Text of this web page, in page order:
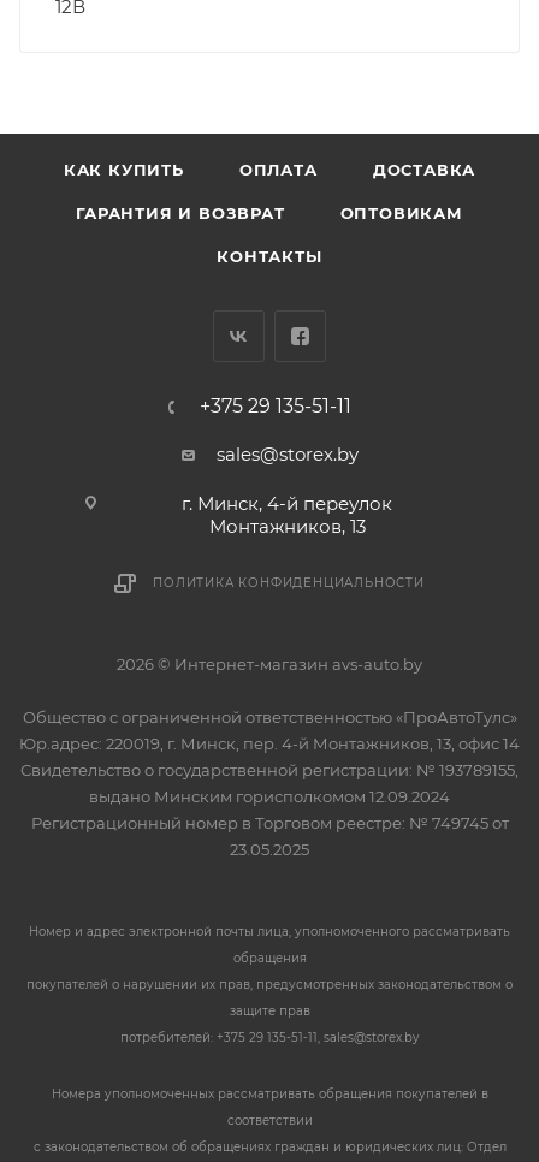
12В
КАК КУПИТЬ ОПЛАТА ДОСТАВКА
ГАРАНТИЯ И ВОЗВРАТ ОПТОВИКАМ
КОНТАКТЫ
+375 29 135-51-11
sales@storex.by
г. Минск, 4-й переулок
Монтажников, 13
ПОЛИТИКА КОНФИДЕНЦИАЛЬНОСТИ
2026 © Интернет-магазин avs-auto.by
Общество с ограниченной ответственностью «ПроАвтоТулс»
Юр.адрес: 220019, г. Минск, пер. 4-й Монтажников, 13, офис 14
Свидетельство о государственной регистрации: № 193789155,
выдано Минским горисполкомом 12.09.2024
Регистрационный номер в Торговом реестре: № 749745 от
23.05.2025
Номер и адрес электронной почты лица, уполномоченного рассматривать
обращения
покупателей о нарушении их прав, предусмотренных законодательством о
защите прав
потребителей: +375 29 135-51-11, sales@storex.by
Номера уполномоченных рассматривать обращения покупателей в
соответствии
с законодательством об обращениях граждан и юридических лиц: Отдел